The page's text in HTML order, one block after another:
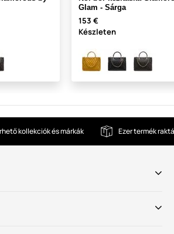
Glam - Sárga
153 €
Készleten
kollekciók és márkák Ezer termék